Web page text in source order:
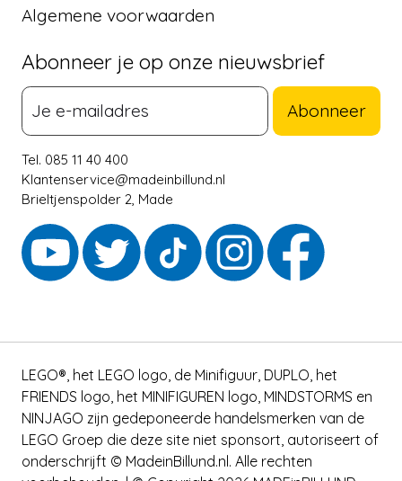
Algemene voorwaarden
Abonneer je op onze nieuwsbrief
Abonneer
Tel. 085 11 40 400
Klantenservice@madeinbillund.nl
Brieltjenspolder 2, Made
LEGO®, het LEGO logo, de Minifiguur, DUPLO, het
FRIENDS logo, het MINIFIGUREN logo, MINDSTORMS en
NINJAGO zijn gedeponeerde handelsmerken van de
LEGO Groep die deze site niet sponsort, autoriseert of
onderschrijft © MadeinBillund.nl. Alle rechten